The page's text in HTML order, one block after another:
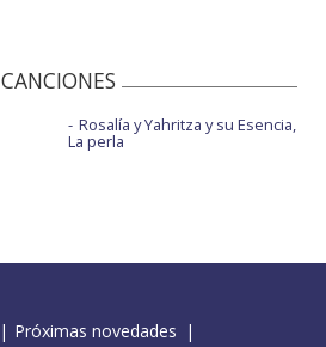
CANCIONES
Rosalía y Yahritza y su Esencia,
La perla
Próximas novedades